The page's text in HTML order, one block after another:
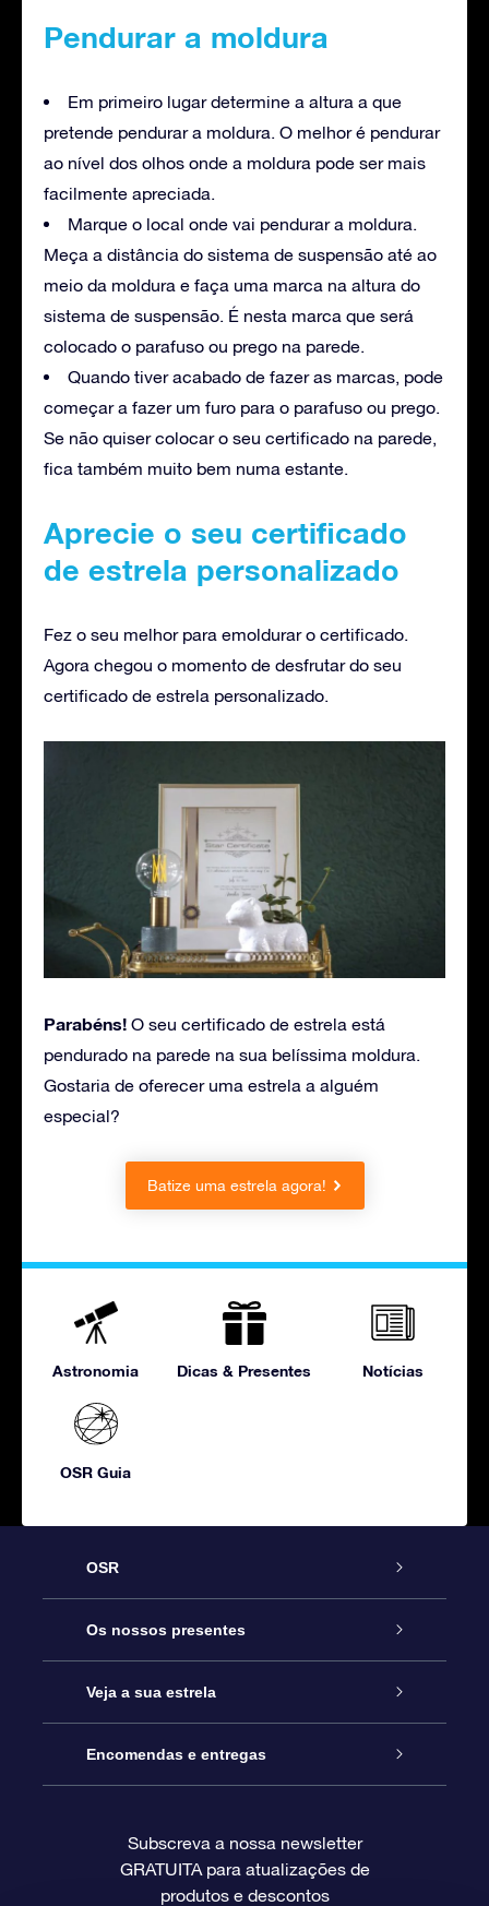
Pendurar a moldura
Em primeiro lugar determine a altura a que
pretende pendurar a moldura. O melhor é pendurar
ao nível dos olhos onde a moldura pode ser mais
facilmente apreciada.
Marque o local onde vai pendurar a moldura.
Meça a distância do sistema de suspensão até ao
meio da moldura e faça uma marca na altura do
sistema de suspensão. É nesta marca que será
colocado o parafuso ou prego na parede.
Quando tiver acabado de fazer as marcas, pode
começar a fazer um furo para o parafuso ou prego.
Se não quiser colocar o seu certificado na parede,
fica também muito bem numa estante.
Aprecie o seu certificado
de estrela personalizado
Fez o seu melhor para emoldurar o certificado.
Agora chegou o momento de desfrutar do seu
certificado de estrela personalizado.
Parabéns! O seu certificado de estrela está
pendurado na parede na sua belíssima moldura.
Gostaria de oferecer uma estrela a alguém
especial?
Batize uma estrela agora!
Astronomia Dicas & Presentes Notícias
OSR Guia
OSR
Serviço
Contactos
O Blog
Avaliações
Os nossos presentes
Prenda Star Online
Pacote Prenda OSR
O Cartão Presente OSR
Veja a sua estrela
Registo de Estrela
Página de Estrela personalizada
Encomendas e entregas
Informação de pagamento
Subscreva a nossa newsletter
GRATUITA para atualizações de
produtos e descontos